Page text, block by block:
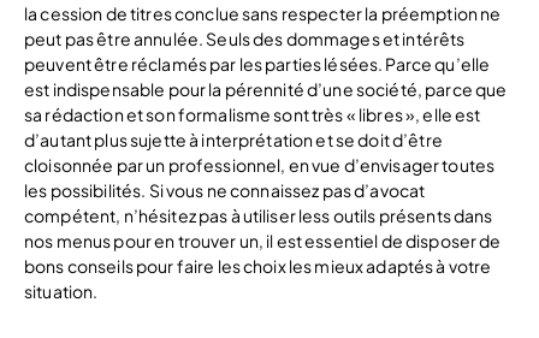
la cession de titres conclue sans respecter la préemption ne
peut pas être annulée. Seuls des dommages et intérêts
peuvent être réclamés par les parties lésées. Parce qu’elle
est indispensable pour la pérennité d’une société, parce que
sa rédaction et son formalisme sont très « libres », elle est
d’autant plus sujette à interprétation et se doit d’être
cloisonnée par un professionnel, en vue d’envisager toutes
les possibilités. Si vous ne connaissez pas d’avocat
compétent, n’hésitez pas à utiliser less outils présents dans
nos menus pour en trouver un, il est essentiel de disposer de
bons conseils pour faire les choix les mieux adaptés à votre
situation.